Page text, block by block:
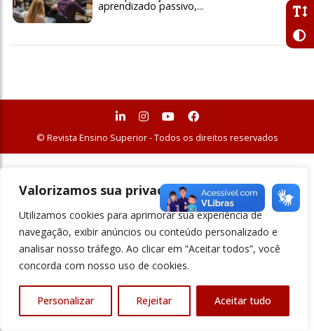
Valorizamos sua privacidade
Utilizamos cookies para aprimorar sua experiência de
navegação, exibir anúncios ou conteúdo personalizado e
analisar nosso tráfego. Ao clicar em “Aceitar todos”, você
concorda com nosso uso de cookies.
Personalizar Rejeitar Aceitar tudo
aprendizado passivo,...
© Revista Ensino Superior - Todos os direitos reservados